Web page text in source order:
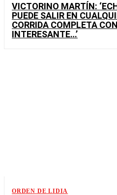
VICTORINO MARTÍN:
PUEDE SALIR EN
CORRIDA COMPLETA
INTERESANTE…’
ORDEN DE LIDIA